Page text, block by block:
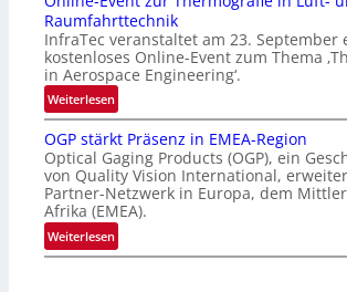
e
‚
H
y
p
e
r
s
p
e
c
t
r
t
e
r
n
a
t
o
n
a
l
V
i
Raumfahrttechnik
InfraTec veranstaltet am 23. September
kostenloses Online-Event zum Thema
in Aerospace Engineering‘.
Weiterlesen:
O
n
l
i
n
e
-
OGP stärkt Präsenz in EMEA-Region
Optical Gaging Products (OGP), ein
von Quality Vision International,
Partner-Netzwerk in Europa, dem
Afrika (EMEA).
Weiterlesen:
O